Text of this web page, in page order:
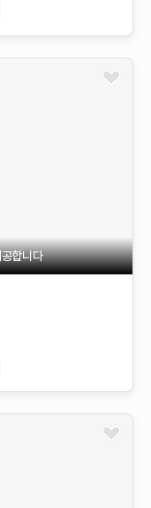
합니다